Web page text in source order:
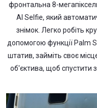
фронтальна 8-
AI Selfie, який
знімок. Легко робіть
допомогою функції Palm
штатив, займіть своє
об'єктива, щоб спустити